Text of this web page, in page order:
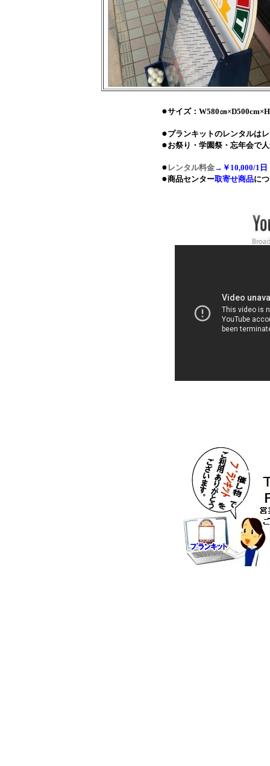
●サイズ：W580㎝
●プランキットのレンタルは
●お祭り・学園祭・忘年会で
● レンタル料金→ ￥10,000/1日
●商品センター取寄せ商品に